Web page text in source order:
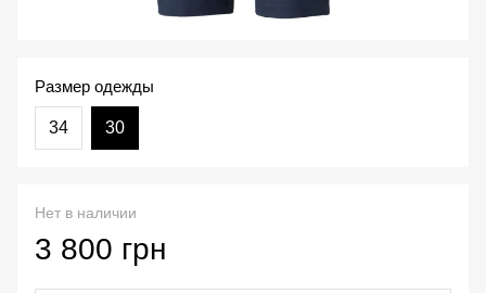
Размер одежды
34 30
Нет в наличии
3 800 грн